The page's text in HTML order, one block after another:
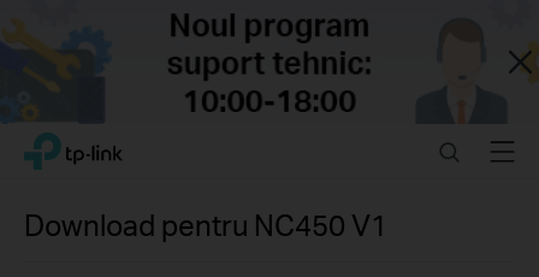
Close
Click
navigation
TP-Link, Reliably Smart SearchMenu
Download pentru NC450 V1